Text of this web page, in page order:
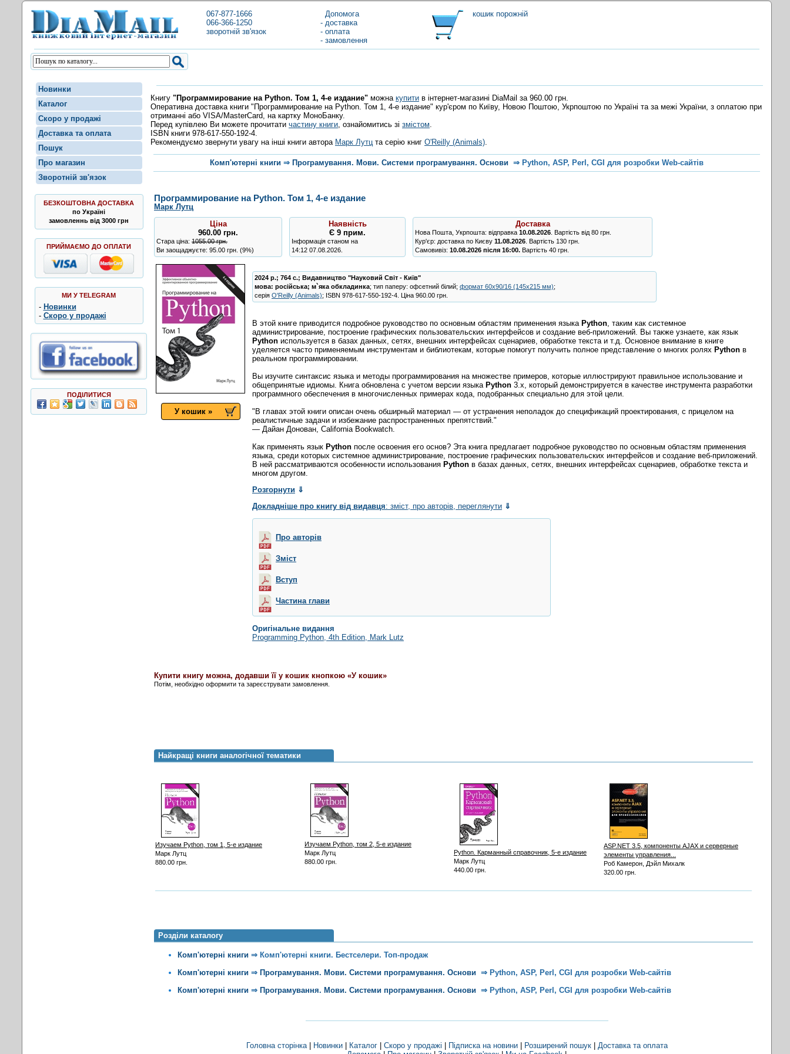
067-877-1666
066-366-1250
зворотній зв'язок
Допомога
- доставка
- оплата
- замовлення
кошик порожній
Новинки
Каталог
Скоро у продажі
Доставка та оплата
Пошук
Про магазин
Зворотній зв'язок
БЕЗКОШТОВНА ДОСТАВКА
по Україні
замовленнь від 3000 грн
ПРИЙМАЄМО ДО ОПЛАТИ
МИ У TELEGRAM
- Новинки
- Скоро у продажі
ПОДІЛИТИСЯ
Книгу "Программирование на Python. Том 1, 4-е издание" можна купити в інтернет-магазині DiaMail за 960.00 грн.
Оперативна доставка книги "Программирование на Python. Том 1, 4-е издание" кур'єром по Київу, Новою Поштою, Укрпоштою по Україні та за межі України, з оплатою при
отриманні або VISA/MasterCard, на картку МоноБанку.
Перед купівлею Ви можете прочитати частину книги , ознайомитись зі змістом
ISBN книги 978-617-550-192-4.
Рекомендуємо звернути увагу на інші книги автора Марк Лутц та серію книг O'Reilly (Animals)
Комп'ютерні книги ⇒ Програмування. Мови. Системи програмування. Основи ⇒ Python, ASP, Perl, CGI для розробки Web-сайтів
Программирование на Python. Том 1, 4-е издание
Марк Лутц
Ціна
960.00 грн.
Стара ціна: 1055.00 грн.
Ви заощаджуєте: 95.00 грн. (9%)
Наявність
Є 9 прим.
Інформація станом на
14:12 07.08.2026.
Доставка
Нова Пошта, Укрпошта: відправка 10.08.2026 . Вартість від 80 грн.
Кур'єр: доставка по Києву 11.08.2026 . Вартість 130 грн.
Самовивіз: 10.08.2026 після 16:00. Вартість 40 грн.
У кошик »
2024 р.; 764 с.; Видавництво "Науковий Світ - Київ"
мова: російська; м`яка обкладинка; тип паперу: офсетний білий; формат 60х90/16 (145х215 мм);
серія O'Reilly (Animals); ISBN 978-617-550-192-4 Ціна 960.00 грн.
В этой книге приводится подробное руководство по основным областям применения языка Python, таким как системное
администрирование, построение графических пользовательских интерфейсов и создание веб-приложений. Вы также узнаете, как язык
Python используется в базах данных, сетях, внешних интерфейсах сценариев, обработке текста и т.д. Основное внимание в книге
уделяется часто применяемым инструментам и библиотекам, которые помогут получить полное представление о многих ролях Python в
реальном программировании.
Вы изучите синтаксис языка и методы программирования на множестве примеров, которые иллюстрируют правильное использование и
общепринятые идиомы. Книга обновлена с учетом версии языка Python 3.x, который демонстрируется в качестве инструмента разработки
программного обеспечения в многочисленных примерах кода, подобранных специально для этой цели.
"В главах этой книги описан очень обширный материал — от устранения неполадок до спецификаций проектирования, с прицелом на
реалистичные задачи и избежание распространенных препятствий."
— Дайан Донован, California Bookwatch.
Как применять язык Python после освоения его основ? Эта книга предлагает подробное руководство по основным областям применения
языка, среди которых системное администрирование, построение графических пользовательских интерфейсов и создание веб-приложений.
В ней рассматриваются особенности использования Python в базах данных, сетях, внешних интерфейсах сценариев, обработке текста и
многом другом.
Розгорнути ⇓
Докладніше про книгу від видавця: зміст, про авторів, переглянути ⇓
Про авторів
Зміст
Вступ
Частина глави
Оригінальне видання
Programming Python, 4th Edition, Mark Lutz
Купити книгу можна, додавши її у кошик кнопкою «У кошик»
Потім, необхідно оформити та зареєструвати замовлення.
Найкращі книги аналогічної тематики
Изучаем Python, том 1, 5-е издание
Марк Лутц
880.00 грн.
Изучаем Python, том 2, 5-е издание
Марк Лутц
880.00 грн.
Python. Карманный справочник, 5-е издание
Марк Лутц
440.00 грн.
ASP.NET 3.5, компоненты AJAX и серверные
элементы управления...
Роб Камерон, Дэйл Михалк
320.00 грн.
Розділи каталогу
Комп'ютерні книги ⇒ Комп'ютерні книги. Бестселери. Топ-продаж
Комп'ютерні книги ⇒ Програмування. Мови. Системи програмування. Основи ⇒ Python, ASP, Perl, CGI для розробки Web-сайтів
Комп'ютерні книги ⇒ Програмування. Мови. Системи програмування. Основи ⇒ Python, ASP, Perl, CGI для розробки Web-сайтів
Головна сторінка| Новинки| Каталог| Скоро у продажі Підписка на новини Розширений пошук| Доставка та оплата